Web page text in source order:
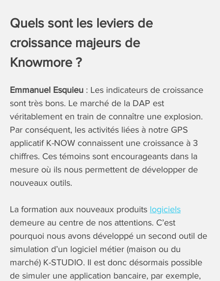
Quels sont les leviers de
croissance majeurs de
Knowmore ?
Emmanuel Esquieu : Les indicateurs de croissance
sont très bons. Le marché de la DAP est
véritablement en train de connaître une explosion.
Par conséquent, les activités liées à notre GPS
applicatif K-NOW connaissent une croissance à 3
chiffres. Ces témoins sont encourageants dans la
mesure où ils nous permettent de développer de
nouveaux outils.
La formation aux nouveaux produits logiciels
demeure au centre de nos attentions. C’est
pourquoi nous avons développé un second outil de
simulation d’un logiciel métier (maison ou du
marché) K-STUDIO. Il est donc désormais possible
de simuler une application bancaire, par exemple,